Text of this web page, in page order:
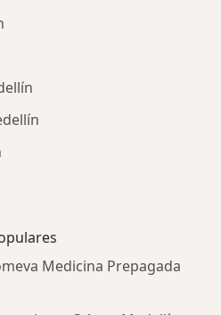
Medicina Prepagada